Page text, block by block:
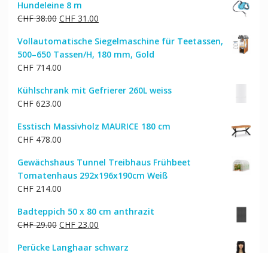
Hundeleine 8 m
CHF38.00 Ursprünglicher
war:
CHF 38.00
CHF31.00Aktueller
ist:
CHF 31.00.
Vollautomatische Siegelmaschine für Teetassen,
500–650 Tassen/H, 180 mm, Gold
CHF714.00
Kühlschrank mit Gefrierer 260L weiss
CHF623.00
Esstisch Massivholz MAURICE 180 cm
CHF478.00
Gewächshaus Tunnel Treibhaus Frühbeet
Tomatenhaus 292x196x190cm Weiß
CHF214.00
Badteppich 50 x 80 cm anthrazit
CHF29.00 Ursprünglicher
war:
CHF23.00Aktueller
ist:
Perücke Langhaar schwarz